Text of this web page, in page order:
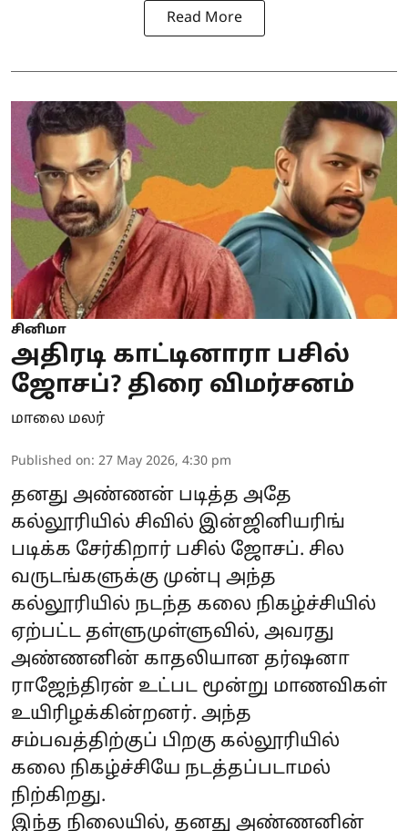
Read More
சினிமா
அதிரடி காட்டினாரா பசில்
ஜோசப்? திரை விமர்சனம்
மாலை மலர்
Published on: 27 May 2026, 4:30 pm
தனது அண்ணன் படித்த அதே
கல்லூரியில் சிவில் இன்ஜினியரிங்
படிக்க சேர்கிறார் பசில் ஜோசப். சில
வருடங்களுக்கு முன்பு அந்த
கல்லூரியில் நடந்த கலை நிகழ்ச்சியில்
ஏற்பட்ட தள்ளுமுள்ளுவில், அவரது
அண்ணனின் காதலியான தர்ஷனா
ராஜேந்திரன் உட்பட மூன்று மாணவிகள்
உயிரிழக்கின்றனர். அந்த
சம்பவத்திற்குப் பிறகு கல்லூரியில்
கலை நிகழ்ச்சியே நடத்தப்படாமல்
நிற்கிறது.
இந்த நிலையில், தனது அண்ணனின்